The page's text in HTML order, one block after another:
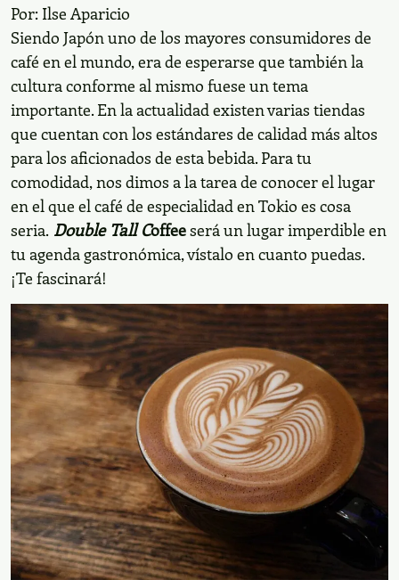
Por: Ilse Aparicio
Siendo Japón uno de los mayores consumidores de
café en el mundo, era de esperarse que también la
cultura conforme al mismo fuese un tema
importante. En la actualidad existen varias tiendas
que cuentan con los estándares de calidad más altos
para los aficionados de esta bebida. Para tu
comodidad, nos dimos a la tarea de conocer el lugar
en el que el café de especialidad en Tokio es cosa
seria. Double Tall Coffeeserá un lugar imperdible en
tu agenda gastronómica, vístalo en cuanto puedas.
¡Te fascinará!